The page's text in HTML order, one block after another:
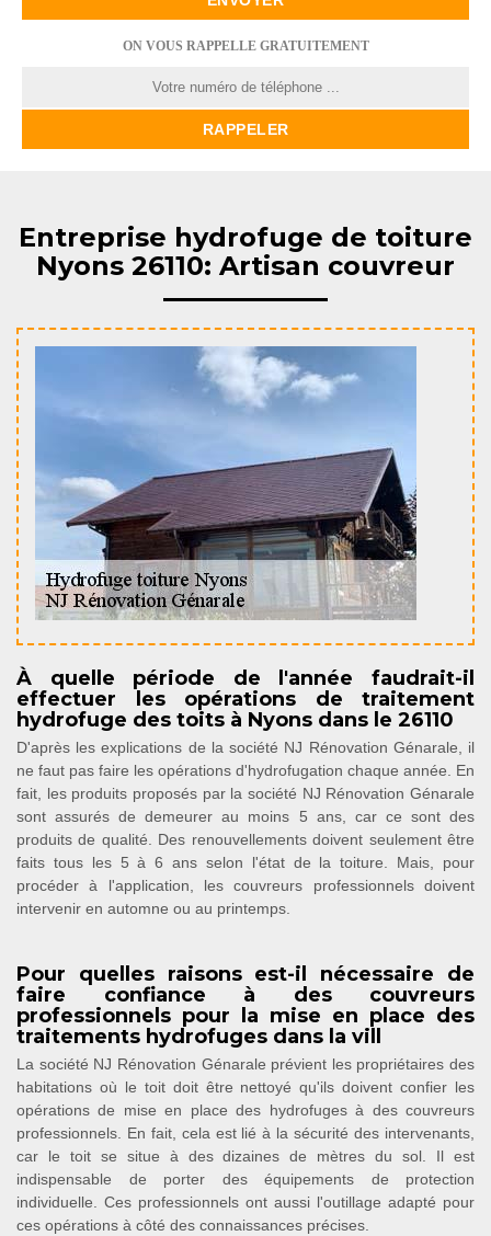
ON VOUS RAPPELLE GRATUITEMENT
Entreprise hydrofuge de toiture
Nyons 26110: Artisan couvreur
À quelle période de l'année faudrait-il
effectuer les opérations de traitement
hydrofuge des toits à Nyons dans le 26110
D'après les explications de la société NJ Rénovation Génarale, il
ne faut pas faire les opérations d'hydrofugation chaque année. En
fait, les produits proposés par la société NJ Rénovation Génarale
sont assurés de demeurer au moins 5 ans, car ce sont des
produits de qualité. Des renouvellements doivent seulement être
faits tous les 5 à 6 ans selon l'état de la toiture. Mais, pour
procéder à l'application, les couvreurs professionnels doivent
intervenir en automne ou au printemps.
Pour quelles raisons est-il nécessaire de
faire confiance à des couvreurs
professionnels pour la mise en place des
traitements hydrofuges dans la vill
La société NJ Rénovation Génarale prévient les propriétaires des
habitations où le toit doit être nettoyé qu'ils doivent confier les
opérations de mise en place des hydrofuges à des couvreurs
professionnels. En fait, cela est lié à la sécurité des intervenants,
car le toit se situe à des dizaines de mètres du sol. Il est
indispensable de porter des équipements de protection
individuelle. Ces professionnels ont aussi l'outillage adapté pour
ces opérations à côté des connaissances précises.